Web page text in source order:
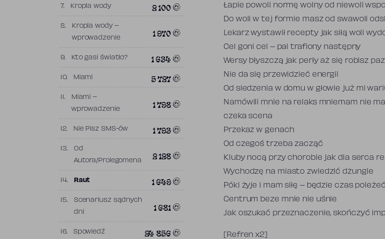
7. Kropla wody 2 100
8.
Kropla wody –
wprowadzenie
1 970
9. Kto gasi światło? 1 634
10. Miami 5 727
11.
Miami –
wprowadzenie
1 798
12. Nie Pisz SMS-ów 1 793
13.
Od
Autora/Prolegomena
2 128
14. Raut 1 649
15.
Scenariusz sądnych
dni
1 681
16. Spowiedź 24 856
Łapie powoli normę wolny od niewoli
Do woli w tej formie masz od swawoli
Lekarz wystawił recepty jak siłą woli
Cel goni cel – pal trafiony następny
Wersy błyszczą jak perły aż się robisz
Nie da się przewidzieć energii
Od siedzenia w domu w głowie już mi
Namówili mnie na relaks mniemam nie
czeka scena
Przekaz w genach
Od czegoś trzeba zacząć
Kluby nocą przy chorobie jak dla serca
Wychodzę na miasto zwiedzić dżungle
Póki żyje i mam siłę – będzie czas
Centrum beze mnie nie uśnie
Jak oszukać przeznaczenie, skończyć
[Refren x2]